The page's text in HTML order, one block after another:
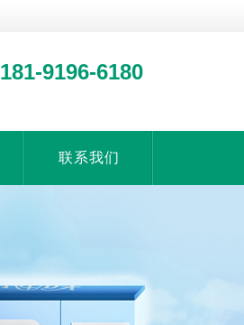
181-9196-6180
联系我们